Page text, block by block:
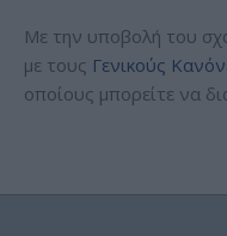
Με την υποβολή του
με τους Γενικούς
οποίους μπορείτε να